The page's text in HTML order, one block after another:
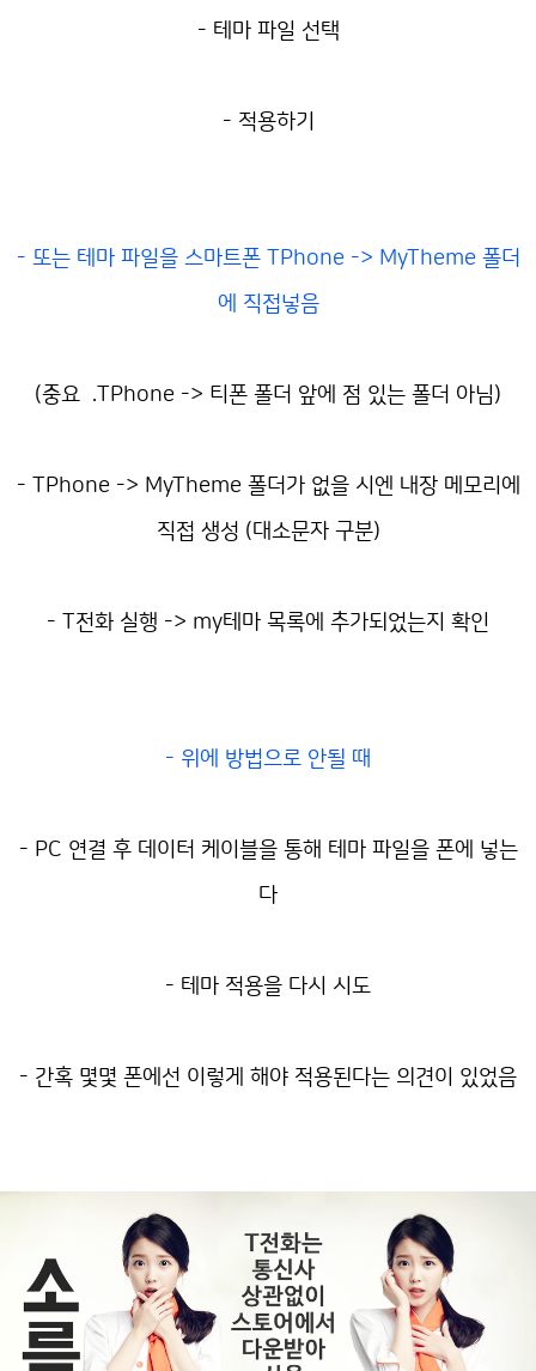
- 테마 파일 선택
- 적용하기
- 또는 테마 파일을 스마트폰 TPhone -> MyTheme 폴더
에 직접넣음
(중요 .TPhone -> 티폰 폴더 앞에 점 있는 폴더 아님)
- TPhone -> MyTheme 폴더가 없을 시엔 내장 메모리에
직접 생성 (대소문자 구분)
- T전화 실행 -> my테마 목록에 추가되었는지 확인
- 위에 방법으로 안될 때
- PC 연결 후 데이터 케이블을 통해 테마 파일을 폰에 넣는
다
- 테마 적용을 다시 시도
- 간혹 몇몇 폰에선 이렇게 해야 적용된다는 의견이 있었음